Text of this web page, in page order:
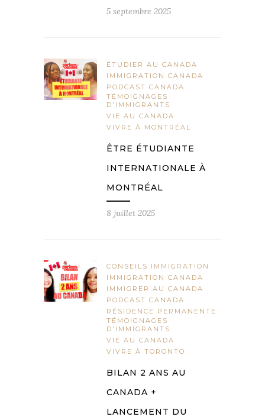
5 septembre 2025
ÉTUDIER AU CANADA
IMMIGRATION CANADA
PODCAST CANADA
TÉMOIGNAGES
D'IMMIGRANTS
VIE AU CANADA
VIVRE À MONTRÉAL
ÊTRE ÉTUDIANTE
INTERNATIONALE À
MONTRÉAL
8 juillet 2025
CONSEILS IMMIGRATION
IMMIGRATION CANADA
IMMIGRER AU CANADA
PODCAST CANADA
RÉSIDENCE PERMANENTE
TÉMOIGNAGES
D'IMMIGRANTS
VIE AU CANADA
VIVRE À TORONTO
BILAN 2 ANS AU
CANADA +
LANCEMENT DU